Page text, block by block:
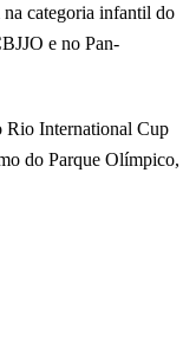
na categoria infantil do
e no Pan-
Rio International Cup
do Parque Olímpico,